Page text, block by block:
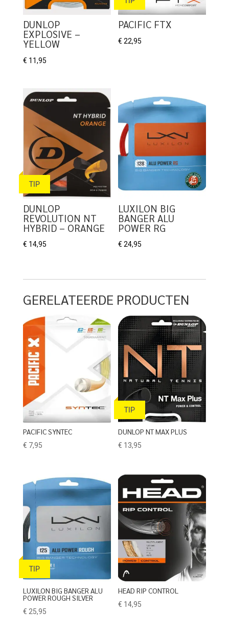
DUNLOP
EXPLOSIVE –
YELLOW
€ 11,95
PACIFIC FTX
€ 22,95
TIP
DUNLOP
REVOLUTION NT
HYBRID – ORANGE
€ 14,95
LUXILON BIG
BANGER ALU
POWER RG
€ 24,95
GERELATEERDE PRODUCTEN
PACIFIC SYNTEC
€ 7,95
TIP
DUNLOP NT MAX PLUS
€ 13,95
TIP
LUXILON BIG BANGER ALU
POWER ROUGH SILVER
€ 25,95
HEAD RIP CONTROL
€ 14,95